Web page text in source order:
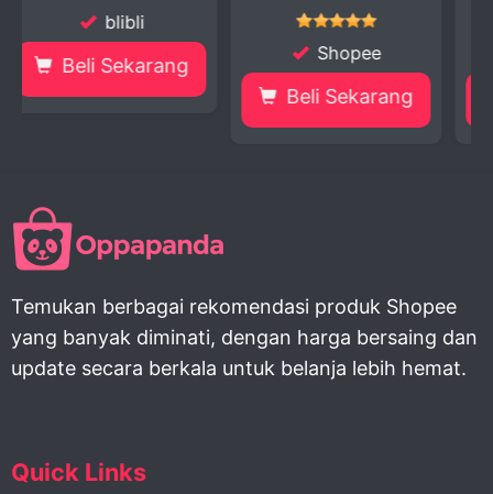
Shopee
Beli Sekarang
Shopee
Beli Sekarang
Temukan berbagai rekomendasi produk Shopee
yang banyak diminati, dengan harga bersaing dan
update secara berkala untuk belanja lebih hemat.
Quick Links